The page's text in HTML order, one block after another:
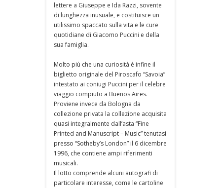
lettere a Giuseppe e Ida Razzi, sovente
di lunghezza inusuale, e costituisce un
utilissimo spaccato sulla vita e le cure
quotidiane di Giacomo Puccini e della
sua famiglia.
Molto più che una curiosità è infine il
biglietto originale del Piroscafo “Savoia”
intestato ai coniugi Puccini per il celebre
viaggio compiuto a Buenos Aires.
Proviene invece da Bologna da
collezione privata la collezione acquisita
quasi integralmente dall’asta “Fine
Printed and Manuscript – Music” tenutasi
presso “Sotheby’s London” il 6 dicembre
1996, che contiene ampi riferimenti
musicali.
Il lotto comprende alcuni autografi di
particolare interesse, come le cartoline